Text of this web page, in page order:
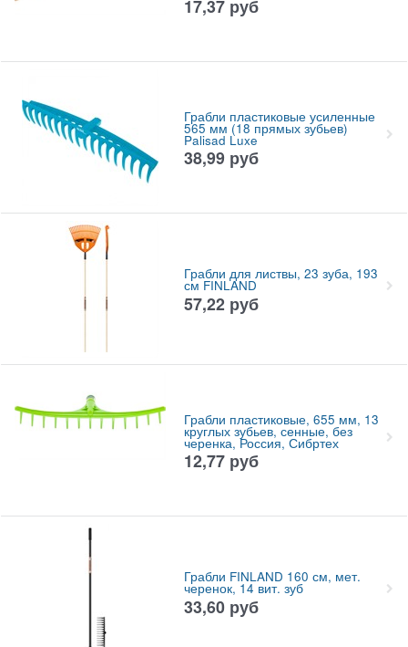
17,37 руб
Грабли пластиковые усиленные
565 мм (18 прямых зубьев)
Palisad Luxe
38,99 руб
Грабли для листвы, 23 зуба, 193
см FINLAND
57,22 руб
Грабли пластиковые, 655 мм, 13
круглых зубьев, сенные, без
черенка, Россия, Сибртех
12,77 руб
Грабли FINLAND 160 см, мет.
черенок, 14 вит. зуб
33,60 руб